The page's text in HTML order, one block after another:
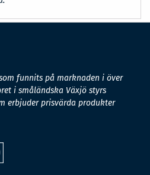
funnits på marknaden i över
i småländska Växjö styrs
erbjuder prisvärda produkter